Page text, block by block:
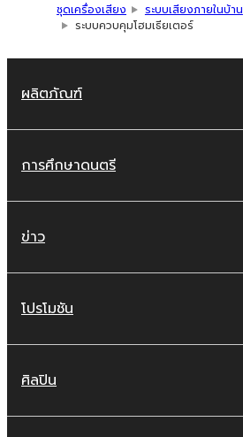
ชุดเครื่องเสียง ระบบเสียงภายในบ้าน
ระบบควบคุมโฮมเธียเตอร์
ผลิตภัณฑ์
การศึกษาดนตรี
ข่าว
โปรโมชัน
ศิลปิน